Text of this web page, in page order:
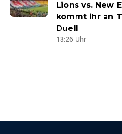
Lions vs. New
kommt ihr an
Duell
18:26 Uhr